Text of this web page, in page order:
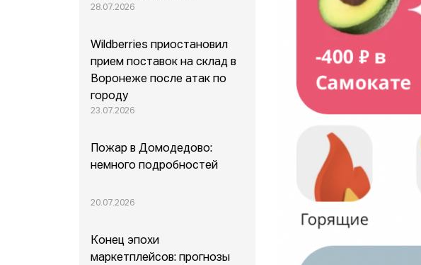
28.07.2026
Wildberries приостановил
прием поставок на склад в
Воронеже после атак по
городу
23.07.2026
Пожар в Домодедово:
немного подробностей
20.07.2026
Конец эпохи
маркетплейсов: прогнозы